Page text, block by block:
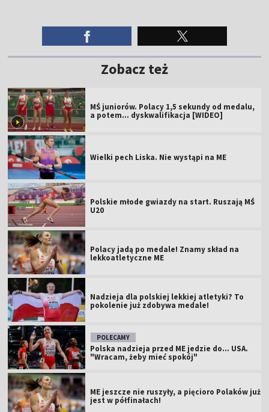
Zobacz też
MŚ juniorów. Polacy 1,5 sekundy od medalu,
a potem... dyskwalifikacja [WIDEO]
Wielki pech Liska. Nie wystąpi na ME
Polskie młode gwiazdy na start. Ruszają MŚ
U20
Polacy jadą po medale! Znamy skład na
lekkoatletyczne ME
Nadzieja dla polskiej lekkiej atletyki? To
pokolenie już zdobywa medale!
POLECAMY
Polska nadzieja przed ME jedzie do... USA.
"Wracam, żeby mieć spokój"
ME jeszcze nie ruszyły, a pięcioro Polaków już
jest w półfinałach!